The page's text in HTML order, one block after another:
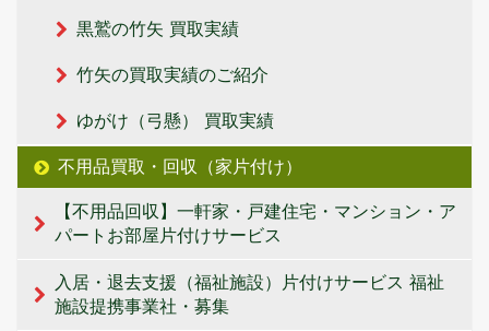
黒鷲の竹矢 買取実績
竹矢の買取実績のご紹介
ゆがけ（弓懸） 買取実績
不用品買取・回収（家片付け）
【不用品回収】一軒家・戸建住宅・マンション・ア
パートお部屋片付けサービス
入居・退去支援（福祉施設）片付けサービス 福祉
施設提携事業社・募集